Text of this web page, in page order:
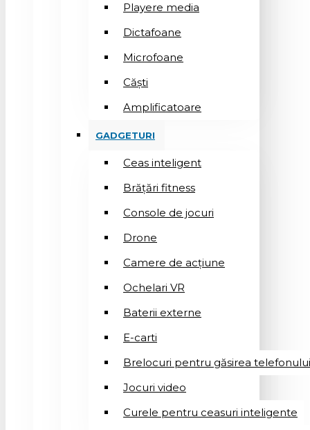
Playere media
Dictafoane
Microfoane
Căşti
Amplificatoare
GADGETURI
Ceas inteligent
Brățări fitness
Console de jocuri
Drone
Camere de acțiune
Ochelari VR
Baterii externe
E-carti
Brelocuri pentru găsirea telefonului
Jocuri video
Curele pentru ceasuri inteligente